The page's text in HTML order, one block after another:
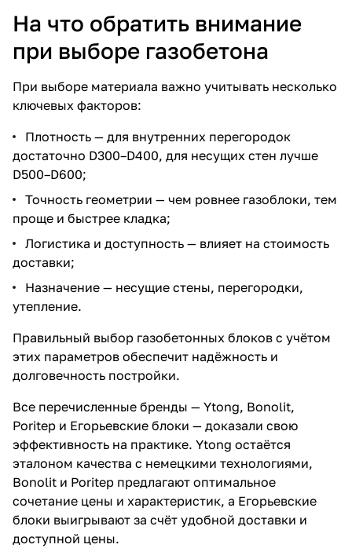
На что обратить внимание
при выборе газобетона
При выборе материала важно учитывать несколько
ключевых факторов:
Плотность — для внутренних перегородок
достаточно D300–D400, для несущих стен лучше
D500–D600;
Точность геометрии — чем ровнее газоблоки, тем
проще и быстрее кладка;
Логистика и доступность — влияет на стоимость
доставки;
Назначение — несущие стены, перегородки,
утепление.
Правильный выбор газобетонных блоков с учётом
этих параметров обеспечит надёжность и
долговечность постройки.
Все перечисленные бренды — Ytong, Bonolit,
Poritep и Егорьевские блоки — доказали свою
эффективность на практике. Ytong остаётся
эталоном качества с немецкими технологиями,
Bonolit и Poritep предлагают оптимальное
сочетание цены и характеристик, а Егорьевские
блоки выигрывают за счёт удобной доставки и
доступной цены.